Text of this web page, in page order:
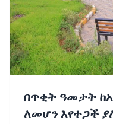
በጥቂት ዓመታት
ለመሆን እየተጋች